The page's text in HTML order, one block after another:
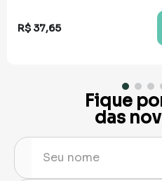
R$ 37,65
Fique
das